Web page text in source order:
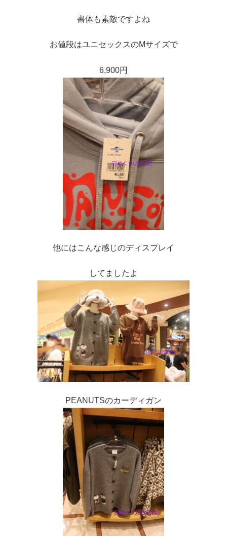
書体も素敵ですよね
お値段はユニセックスのMサイズで
6,900円
他にはこんな感じのディスプレイ
してましたよ
PEANUTSのカーディガン